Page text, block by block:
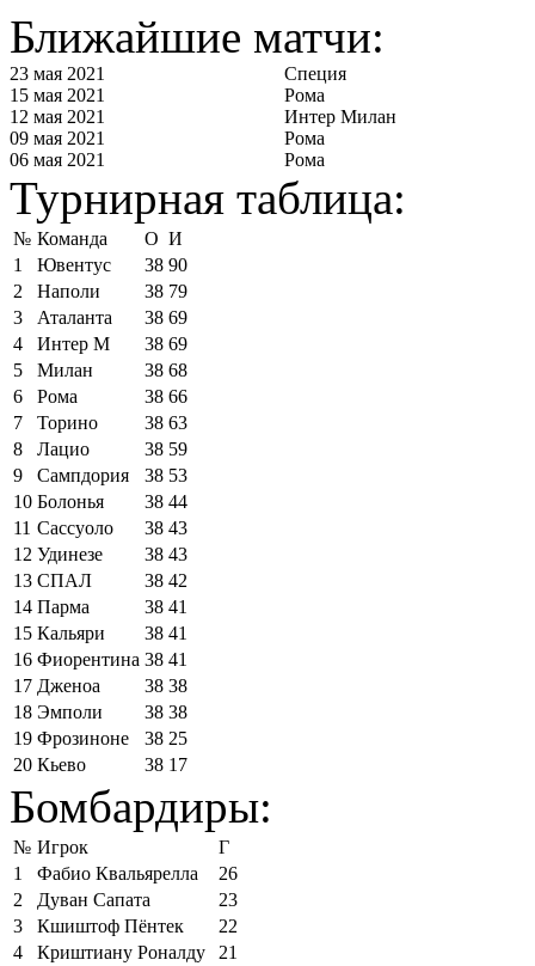
Ближайшие матчи:
23 мая 2021
Специя
15 мая 2021
Рома
12 мая 2021
Интер Милан
09 мая 2021
Рома
06 мая 2021
Рома
Турнирная таблица:
№ Команда О И
1
Ювентус 38 90
2
Наполи 38 79
3
Аталанта 38 69
4
Интер М 38 69
5
Милан 38 68
6
Рома 38 66
7
Торино 38 63
8
Лацио 38 59
9
Сампдория 38 53
10 Болонья 38 44
11 Сассуоло 38 43
12 Удинезе 38 43
13 СПАЛ 38 42
14 Парма 38 41
15 Кальяри 38 41
16 Фиорентина 38 41
17 Дженоа 38 38
18 Эмполи 38 38
19 Фрозиноне 38 25
20 Кьево 38 17
Бомбардиры:
№ Игрок
Г
1
Фабио Квальярелла
26
2
Дуван Сапата
23
3
Кшиштоф Пёнтек
22
4
Криштиану Роналду
21